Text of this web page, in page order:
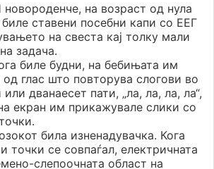
новороденче, на возраст од нула
ставени посебни капи со ЕЕГ
на свеста кај толку мали
задача.
биле будни, на бебињата им
глас што повторува слогови во
дванаесет пати, „ла, ла, ла, ла“,
екран им прикажувале слики со
била изненадувачка. Кога
точки се совпаѓал, електричната
слепоочната област на